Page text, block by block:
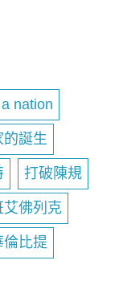
nation
的誕生
打破陳規
艾佛列克
倫比提